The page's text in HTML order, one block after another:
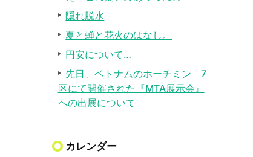
隠れ脱水
夏と蝉と花火のはなし。
円安について…
先日、ベトナムのホーチミン 7
区にて開催された『MTA展示会』
への出展について
カレンダー